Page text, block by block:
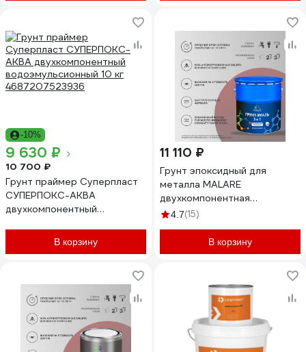
-10%
9 630 ₽
10 700 ₽
Грунт праймер Суперпласт
СУПЕРПОКС-АКВА
двухкомпонентный
4687207523936
В корзину
11 110 ₽
Грунт эпоксидный для
металла MALARE
двухкомпонентная
грунтовка антикоррозионная
7040, 10 кг + 1 кг
отвердитель 4610362815486
4.7(15)
В корзину